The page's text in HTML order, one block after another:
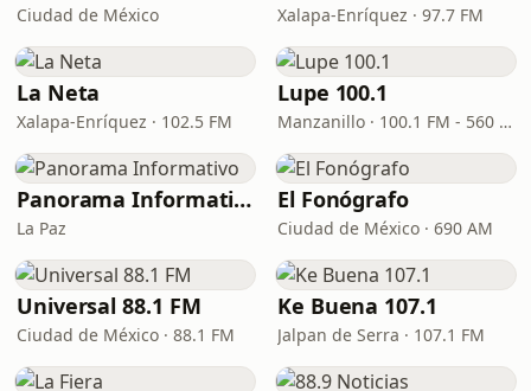
Ciudad de México Xalapa-Enríquez · 97.7 FM
La Neta
Xalapa-Enríquez · 102.5 FM
Lupe 100.1
Manzanillo · 100.1 FM - 560 AM
Panorama Informativo
La Paz
El Fonógrafo
Ciudad de México · 690 AM
Universal 88.1 FM
Ciudad de México · 88.1 FM
Ke Buena 107.1
Jalpan de Serra · 107.1 FM